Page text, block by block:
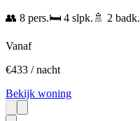
👥 8 pers.🛏️ 4 slpk. 🚿 2 badk.
Vanaf
€433 / nacht
Bekijk woning